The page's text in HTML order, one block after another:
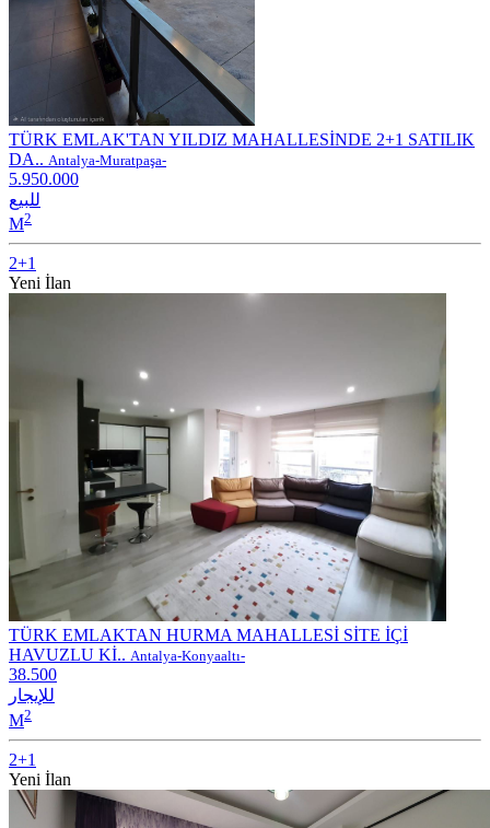
TÜRK EMLAK'TAN YILDIZ MAHALLESİNDE 2+1 SATILIK
DA.. Antalya-Muratpaşa-
5.950.000
للبيع
M2
2+1
Yeni İlan
TÜRK EMLAKTAN HURMA MAHALLESİ SİTE İÇİ
HAVUZLU Kİ.. Antalya-Konyaaltı-
38.500
للإيجار
M2
2+1
Yeni İlan